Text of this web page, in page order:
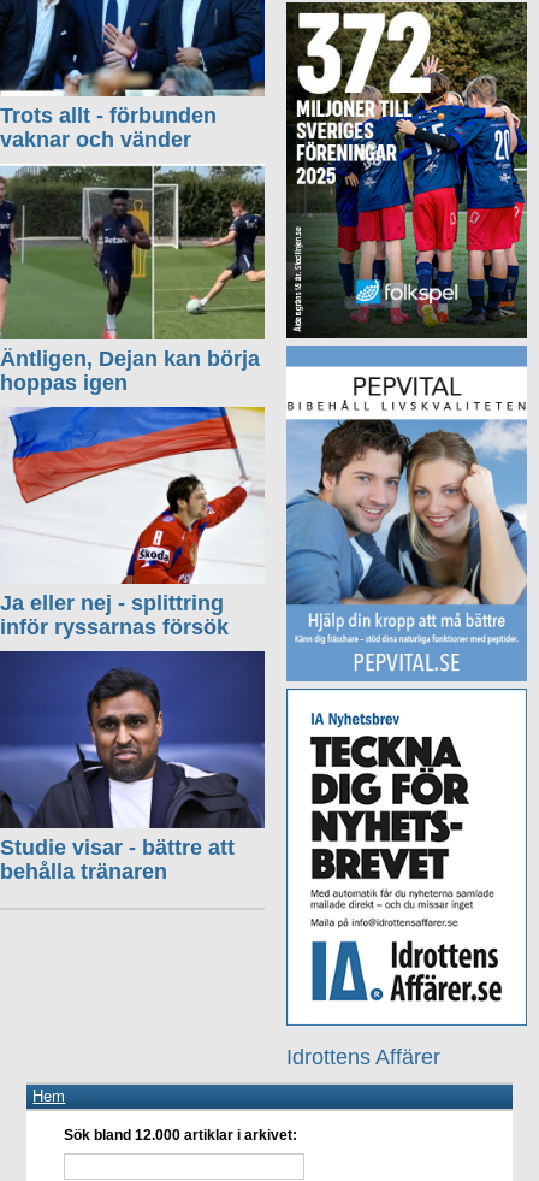
Idrottens Affärer
Trots allt - förbunden
vaknar och vänder
Äntligen, Dejan kan börja
hoppas igen
Ja eller nej - splittring
inför ryssarnas försök
Studie visar - bättre att
behålla tränaren
Hem
Sök bland 12.000 artiklar i arkivet: